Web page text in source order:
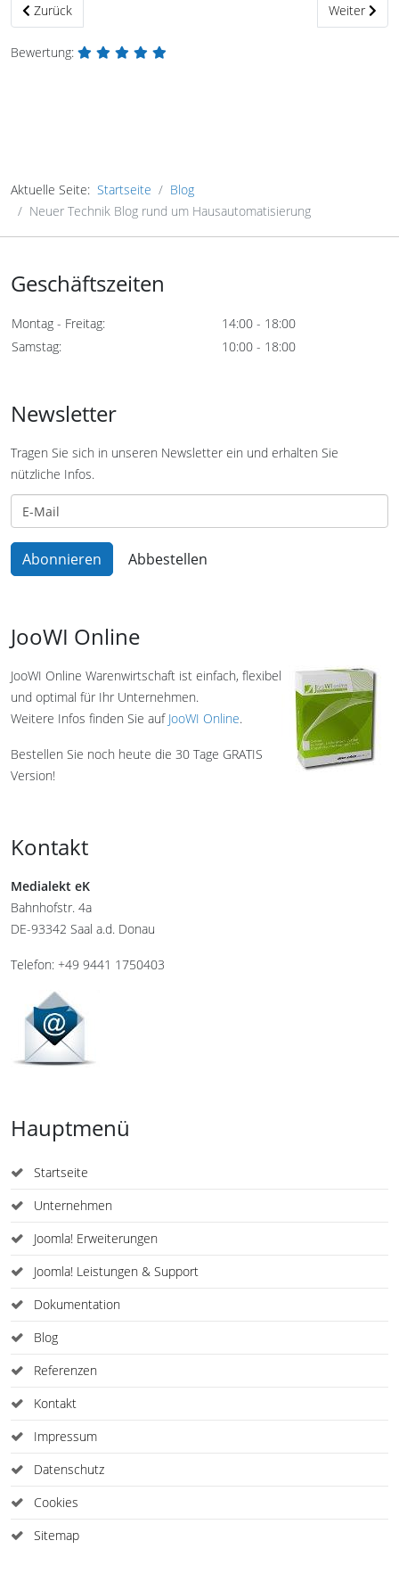
Vorheriger Beitrag: Joomla! Sicherheitsupdate Version 3.7.1
Zurück Nächster
Weiter
Bewertung:
Aktuelle Seite: Startseite
Blog
Neuer Technik Blog rund um Hausautomatisierung
Geschäftszeiten
Montag - Freitag:
14:00 - 18:00
Samstag:
10:00 - 18:00
Newsletter
Tragen Sie sich in unseren Newsletter ein und erhalten Sie
nützliche Infos.
JooWI Online
JooWI Online Warenwirtschaft ist einfach, flexibel
und optimal für Ihr Unternehmen.
Weitere Infos finden Sie auf JooWI Online.
Bestellen Sie noch heute die 30 Tage GRATIS
Version!
Kontakt
Medialekt eK
Bahnhofstr. 4a
DE-93342 Saal a.d. Donau
Telefon: +49 9441 1750403
Hauptmenü
Startseite
Unternehmen
Joomla! Erweiterungen
Joomla! Leistungen & Support
Dokumentation
Blog
Referenzen
Kontakt
Impressum
Datenschutz
Cookies
Sitemap